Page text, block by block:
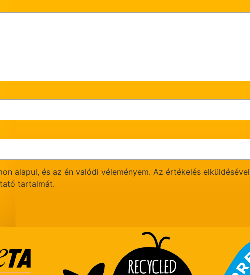
alapul, és az én valódi véleményem. Az értékelés elküldésével
tartalmát.